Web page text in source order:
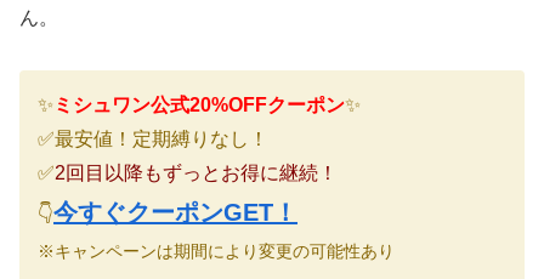
ん。
✨ ミシュワン公式20%OFFクーポン✨
✅最安値！定期縛りなし！
✅2回目以降もずっとお得に継続！
👇今すぐクーポンGET！
※キャンペーンは期間により変更の可能性あり